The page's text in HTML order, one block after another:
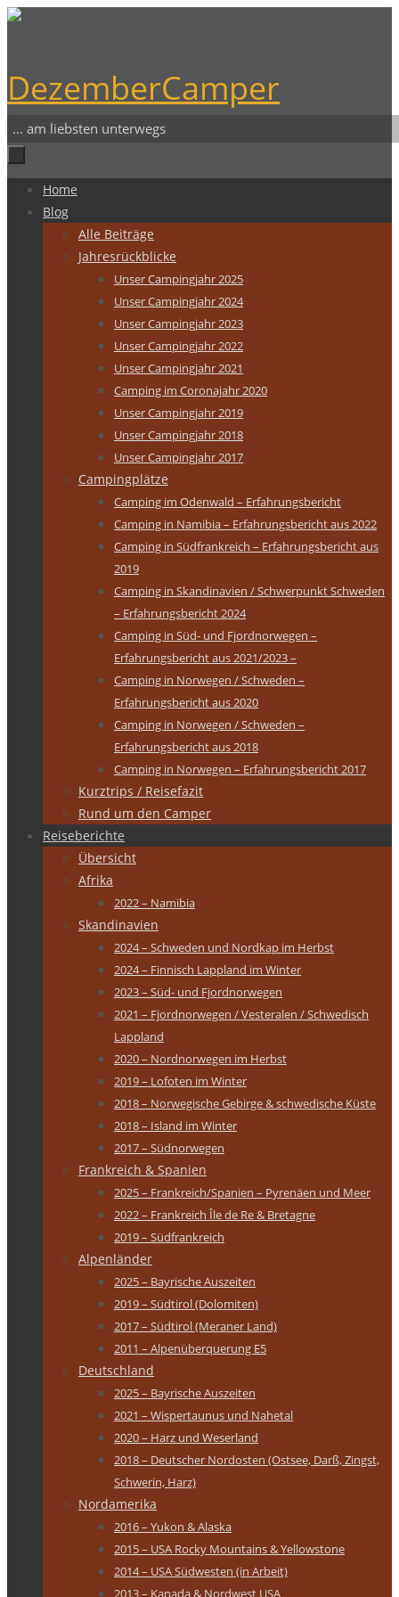
Zum
DezemberCamper
... am liebsten unterwegs
Zum
Inhalt
Home
Blog
Alle Beiträge
Jahresrückblicke
Unser Campingjahr 2025
Unser Campingjahr 2024
Unser Campingjahr 2023
Unser Campingjahr 2022
Unser Campingjahr 2021
Camping im Coronajahr 2020
Unser Campingjahr 2019
Unser Campingjahr 2018
Unser Campingjahr 2017
Campingplätze
Camping im Odenwald – Erfahrungsbericht
Camping in Namibia – Erfahrungsbericht aus 2022
Camping in Südfrankreich – Erfahrungsbericht aus
2019
Camping in Skandinavien / Schwerpunkt Schweden
– Erfahrungsbericht 2024
Camping in Süd- und Fjordnorwegen –
Erfahrungsbericht aus 2021/2023 –
Camping in Norwegen / Schweden –
Erfahrungsbericht aus 2020
Camping in Norwegen / Schweden –
Erfahrungsbericht aus 2018
Camping in Norwegen – Erfahrungsbericht 2017
Kurztrips / Reisefazit
Rund um den Camper
Reiseberichte
Übersicht
Afrika
2022 – Namibia
Skandinavien
2024 – Schweden und Nordkap im Herbst
2024 – Finnisch Lappland im Winter
2023 – Süd- und Fjordnorwegen
2021 – Fjordnorwegen / Vesteralen / Schwedisch
Lappland
2020 – Nordnorwegen im Herbst
2019 – Lofoten im Winter
2018 – Norwegische Gebirge & schwedische Küste
2018 – Island im Winter
2017 – Südnorwegen
Frankreich & Spanien
2025 – Frankreich/Spanien – Pyrenäen und Meer
2022 – Frankreich Île de Re & Bretagne
2019 – Südfrankreich
Alpenländer
2025 – Bayrische Auszeiten
2019 – Südtirol (Dolomiten)
2017 – Südtirol (Meraner Land)
2011 – Alpenüberquerung E5
Deutschland
2025 – Bayrische Auszeiten
2021 – Wispertaunus und Nahetal
2020 – Harz und Weserland
2018 – Deutscher Nordosten (Ostsee, Darß, Zingst,
Schwerin, Harz)
Nordamerika
2016 – Yukon & Alaska
2015 – USA Rocky Mountains & Yellowstone
2014 – USA Südwesten (in Arbeit)
2013 – Kanada & Nordwest USA